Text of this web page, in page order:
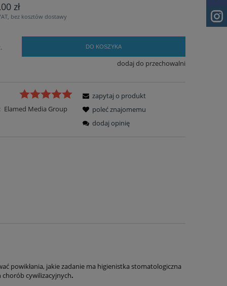
zł
bez kosztów dostawy
DO KOSZYKA
dodaj do przechowalni
Elamed Media Group
zapytaj o produkt
poleć znajomemu
dodaj opinię
powikłania, jakie zadanie ma higienistka stomatologiczna
cywilizacyjnych.